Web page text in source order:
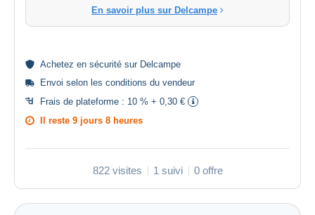
En savoir plus sur Delcampe
Achetez en sécurité sur Delcampe
Envoi selon les conditions du vendeur
Frais de plateforme : 10 % + 0,30 €
Il reste 9 jours 8 heures
822 visites 1 suivi 0 offre